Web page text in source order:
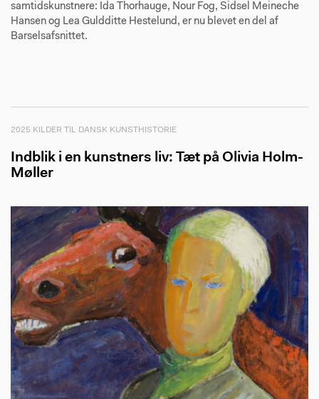
samtidskunstnere: Ida Thorhauge, Nour Fog, Sidsel Meineche
Hansen og Lea Guldditte Hestelund, er nu blevet en del af
Barselsafsnittet.
2025 KILDER TIL DANSK KUNSTHISTORIE
Indblik i en kunstners liv: Tæt på Olivia Holm-
Møller